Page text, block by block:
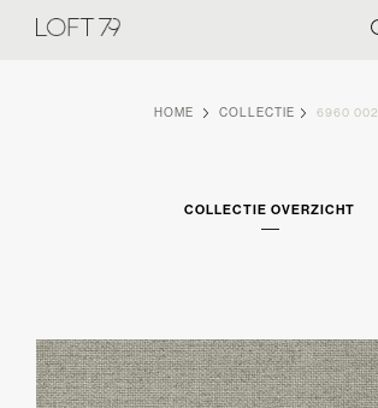
HOME COLLECTIE 6960 002
COLLECTIE OVERZICHT